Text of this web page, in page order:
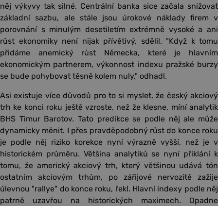
něj výkyvy tak silné. Centrální banka sice začala snižovat
základní sazbu, ale stále jsou úrokové náklady firem v
porovnání s minulým desetiletím extrémně vysoké a ani
růst ekonomiky není nijak přívětivý, sdělil. "Když k tomu
přidáme anemický růst Německa, které je hlavním
ekonomickým partnerem, výkonnost indexu pražské burzy
se bude pohybovat těsně kolem nuly," odhadl.
Asi existuje více důvodů pro to si myslet, že český akciový
trh ke konci roku ještě vzroste, než že klesne, míní analytik
BHS Timur Barotov. Tato predikce se podle něj ale může
dynamicky měnit. I přes pravděpodobný růst do konce roku
je podle něj riziko korekce nyní výrazně vyšší, než je v
historickém průměru. Většina analytiků se nyní přiklání k
tomu, že americký akciový trh, který většinou udává tón
ostatním akciovým trhům, po zářijové nervozitě zažije
úlevnou "rallye" do konce roku, řekl. Hlavní indexy podle něj
patrně uzavřou na historických maximech. Opadne